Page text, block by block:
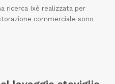
ricerca Ixè realizzata per
commerciale sono